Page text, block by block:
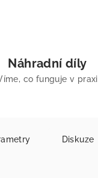
Náhradní díly
co funguje v praxi
Diskuze